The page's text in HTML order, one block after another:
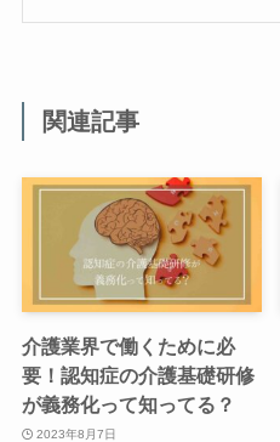
関連記事
介護業界で働くために必
要！認知症の介護基礎研修
が義務化って知ってる？
2023年8月7日